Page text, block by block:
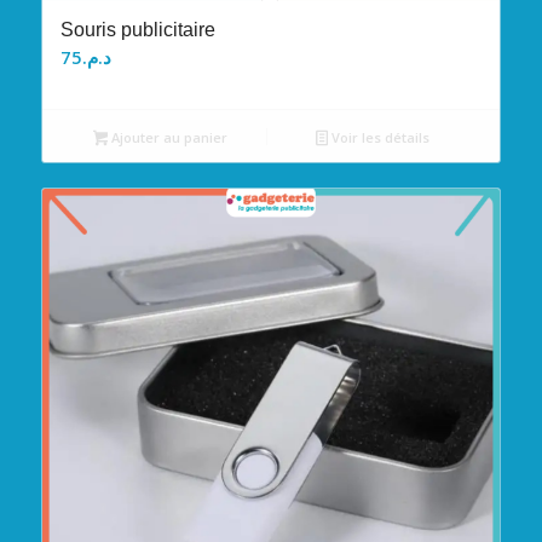
Souris publicitaire
د.م.75
Ajouter au panier Voir les détails